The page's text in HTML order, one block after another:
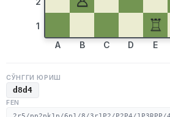
1
♖
A B C D E
СЎНГГИ ЮРИШ
d8d4
FEN